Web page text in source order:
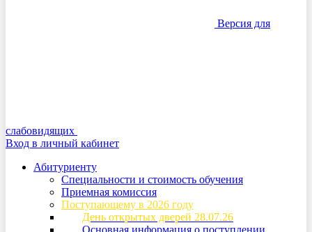
Версия для
слабовидящих
Вход в личный кабинет
Абитуриенту
Специальности и стоимость обучения
Приемная комиссия
Поступающему в 2026 году
День открытых дверей 28.07.26
Основная информация о поступлении